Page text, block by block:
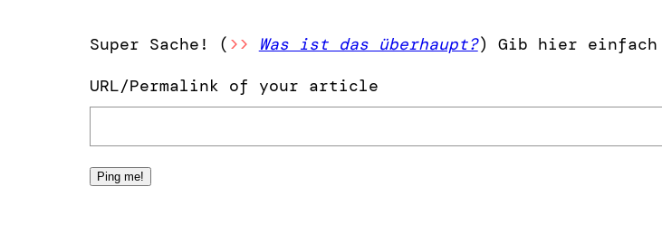
Super Sache! ( >> Was ist das überhaupt?) Gib hier einfach
URL/Permalink of your article